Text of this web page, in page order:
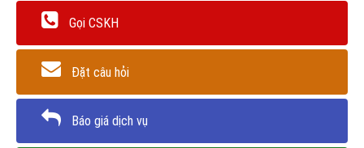
Gọi CSKH
Đặt câu hỏi
Báo giá dịch vụ